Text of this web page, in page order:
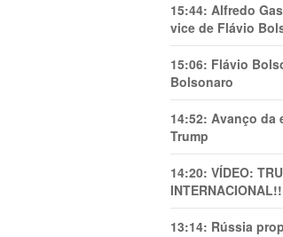
15:44: Alfredo
vice de Flávio
15:06: Flávio
Bolsonaro
14:52: Avanço da
Trump
14:20: VÍDEO:
13:14: Rússia